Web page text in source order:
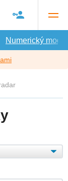
Numerický model